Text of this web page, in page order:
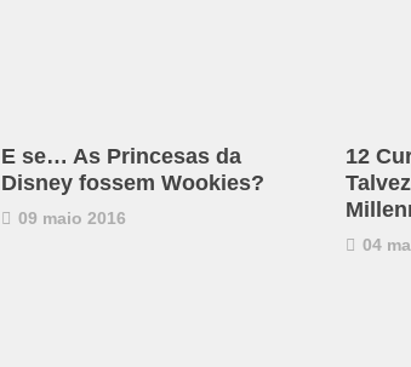
E se… As Princesas da
Disney fossem Wookies?
09 maio 2016
12
04